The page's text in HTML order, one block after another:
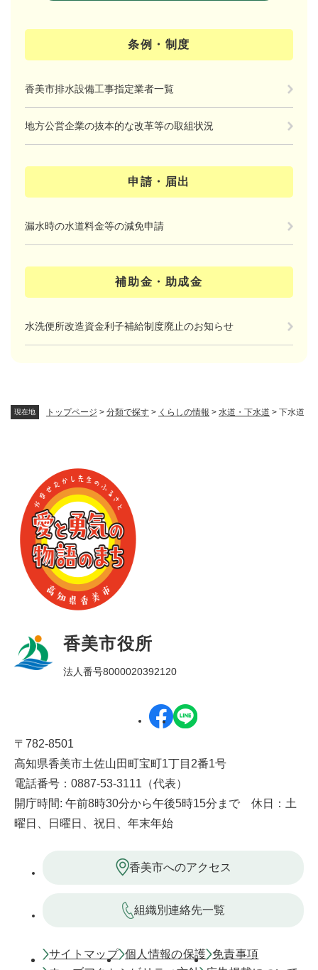
現在地 トップページ > 分類で探す > くらしの情報 > 水道・下水道 > 下水道
条例・制度
香美市排水設備工事指定業者一覧
地方公営企業の抜本的な改革等の取組状況
申請・届出
漏水時の水道料金等の減免申請
補助金・助成金
水洗便所改造資金利子補給制度廃止のお知らせ
香美市役所
法人番号8000020392120
〒782-8501
高知県香美市土佐山田町宝町1丁目2番1号
電話番号：0887-53-3111（代表）
開庁時間: 午前8時30分から午後5時15分まで 休日：土
曜日、日曜日、祝日、年末年始
香美市へのアクセス
組織別連絡先一覧
サイトマップ 個人情報の保護 免責事項